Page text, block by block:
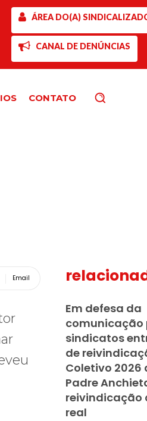
ÁREA DO(A)
CANAL DE DENÚNCIAS
CONTATO
Email
Em defesa da
comunicação
sindicatos
de
Coletivo 2026
Padre
reivindicação
real